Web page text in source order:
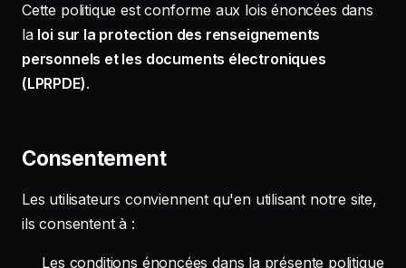
Cette politique est conforme aux lois énoncées dans
la loi sur la protection des renseignements
personnels et les documents électroniques
(LPRPDE).
Consentement
Les utilisateurs conviennent qu'en utilisant notre site,
ils consentent à :
Les conditions énoncées dans la présente politique